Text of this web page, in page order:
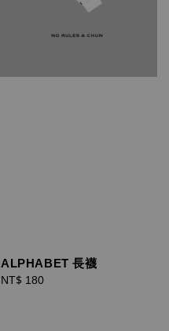
ALPHABET 長襪
Regular
NT$ 180